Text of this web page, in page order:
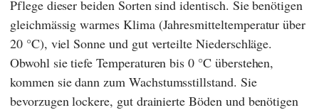
Pflege dieser beiden Sorten sind identisch. Sie benötigen
gleichmässig warmes Klima (Jahresmitteltemperatur über
20 °C), viel Sonne und gut verteilte Niederschläge.
Obwohl sie tiefe Temperaturen bis 0 °C überstehen,
kommen sie dann zum Wachstumsstillstand. Sie
bevorzugen lockere, gut drainierte Böden und benötigen